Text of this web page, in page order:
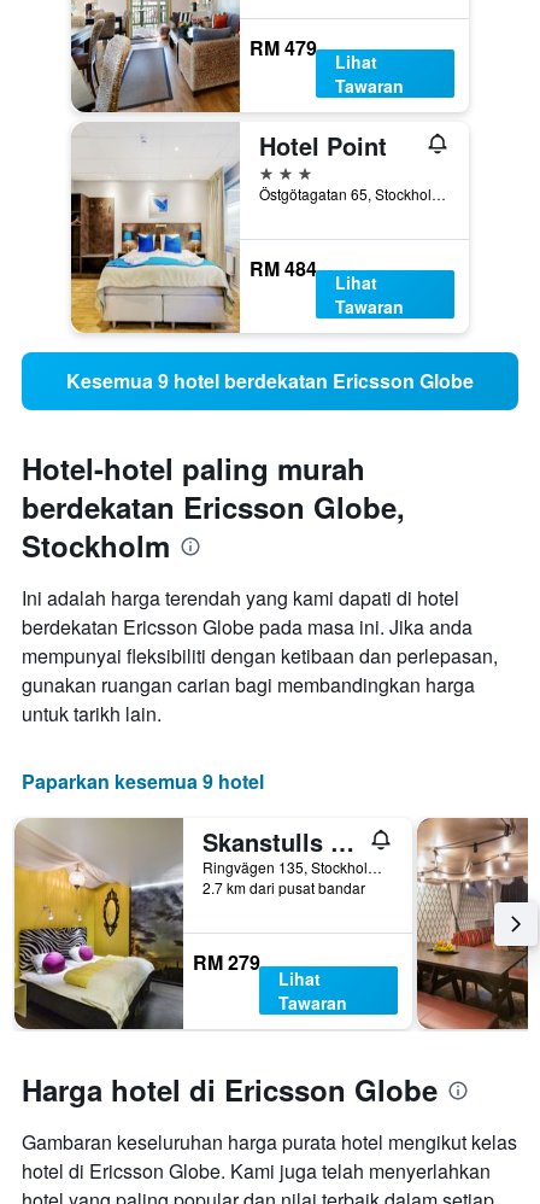
RM 479
Lihat
Tawaran
Hotel Point
3 bintang
Östgötagatan 65, Stockholm, Stockholms Lan, Sweden
RM 484
Lihat
Tawaran
Kesemua 9 hotel berdekatan Ericsson Globe
Hotel-hotel paling murah
berdekatan Ericsson Globe,
Stockholm
Ini adalah harga terendah yang kami dapati di hotel
berdekatan Ericsson Globe pada masa ini. Jika anda
mempunyai fleksibiliti dengan ketibaan dan perlepasan,
gunakan ruangan carian bagi membandingkan harga
untuk tarikh lain.
Paparkan kesemua 9 hotel
Skanstulls Boutique Hostel
Ringvägen 135, Stockholm, Stockholms Lan, Sweden
2.7 km dari pusat bandar
RM 279
Lihat
Tawaran
Harga hotel di Ericsson Globe
Gambaran keseluruhan harga purata hotel mengikut kelas
hotel di Ericsson Globe. Kami juga telah menyerlahkan